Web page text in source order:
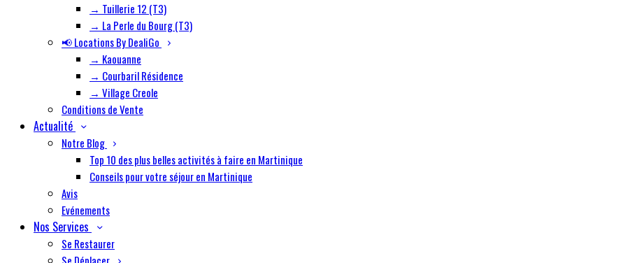
→ Tuillerie 12 (T3)
→ La Perle du Bourg (T3)
📢 Locations By DealiGo
→ Kaouanne
→ Courbaril Résidence
→ Village Creole
Conditions de Vente
Actualité
Notre Blog
Top 10 des plus belles activités à faire en Martinique
Conseils pour votre séjour en Martinique
Avis
Evénements
Nos Services
Se Restaurer